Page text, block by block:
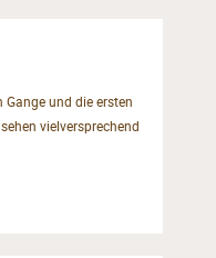
und die ersten
vielversprechend